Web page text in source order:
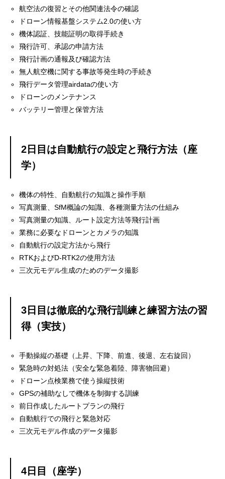
航空法の復習とその他関連法令の確認
ドローン情報基盤システム2.0の使い方
機体認証、技能証明の取得手続き
飛行許可、承認の申請方法
飛行計画の通報及び確認方法
無人航空機に関する事故等発生時の手続き
飛行データ管理airdataの使い方
ドローンのメンテナンス
バッテリー管理と保管方法
2日目は自動航行の設定と飛行方法（座
学）
機体の特性、自動航行の知識と操作手順
写真測量、SfM概論の知識、各種測量方法の仕組み
写真測量の知識、ルート設定方法等飛行計画
業務に必要なドローンとカメラの知識
自動航行の設定方法から飛行
RTKおよびD-RTK2の使用方法
三次元モデル生成のためのデータ撮影
3日目は徹底的な飛行訓練と練習方法の習
得（実技）
手動操縦の基礎（上昇、下降、前進、後退、左右旋回）
緊急時の対処法（安全な緊急着陸、障害物回避）
ドローン点検業務で使う操縦技術
GPSの補助なしで機体を制御する訓練
前日作成したルートプランの飛行
自動航行での飛行と緊急対応
三次元モデル作成のデータ撮影
4日目（座学）